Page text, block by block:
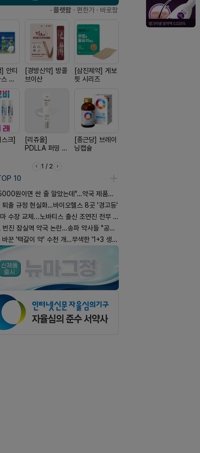
· 플랫팜 · 편한가 · 바로팜
안티
시
[경방신약] 방콜
브이산
[삼진제약] 게보
핏 시리즈
스크]
[리쥬올]
PDLLA 퍼밍 크
[종근당] 브레이
닝캡슐
1 / 2
10
원이면 싼 줄 알았는데"…약국 제품과 비교해보니
퇴출 규정 현실화…바이오헬스 8곳 '경고등'
수장 교체...노바티스 출신 조연진 전무 내정
진 잠실역 약국 논란…송파 약사들 "공공성 훼손"
바꾼 '택갈이 약' 수천 개…무색한 '1+3 생동'